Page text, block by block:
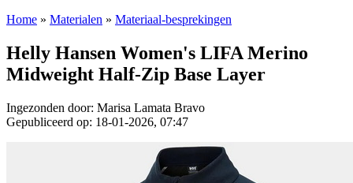
Home » Materialen » Materiaal-besprekingen
Helly Hansen Women's LIFA Merino
Midweight Half-Zip Base Layer
Ingezonden door: Marisa Lamata Bravo
Gepubliceerd op: 18-01-2026, 07:47